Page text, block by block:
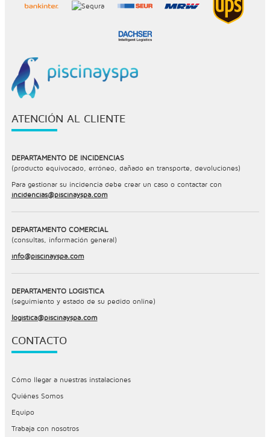
ATENCIÓN AL CLIENTE
DEPARTAMENTO DE INCIDENCIAS
(producto equivocado, erróneo, dañado en transporte, devoluciones)
Para gestionar su incidencia debe crear un caso o contactar con
incidencias@piscinayspa.com
DEPARTAMENTO COMERCIAL
(consultas, información general)
info@piscinayspa.com
DEPARTAMENTO LOGÍSTICA
(seguimiento y estado de su pedido online)
logistica@piscinayspa.com
CONTACTO
Cómo llegar a nuestras instalaciones
Quiénes Somos
Equipo
Trabaja con nosotros